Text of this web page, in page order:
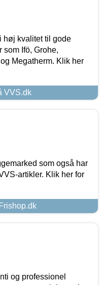
høj kvalitet til gode
Ifö, Grohe,
Megatherm. Klik her
VVS.dk
som også har
artikler. Klik her for
og professionel